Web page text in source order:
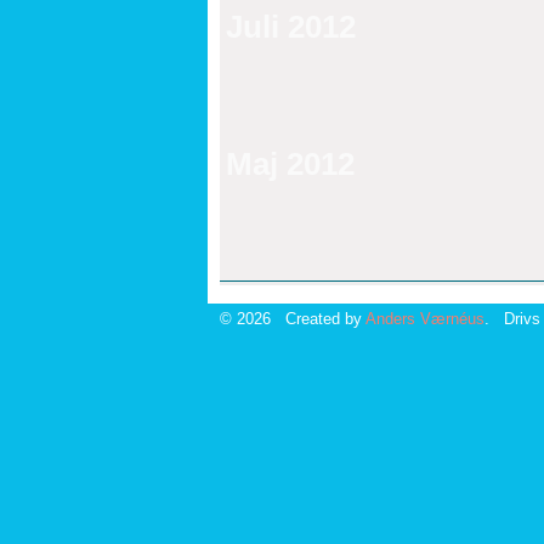
© 2026 Created by Anders Værnéus . Drivs